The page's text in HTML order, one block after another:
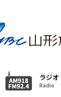
ラジオ
Radio